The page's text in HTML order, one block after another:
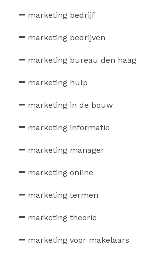
marketing bedrijf
marketing bedrijven
marketing bureau den haag
marketing hulp
marketing in de bouw
marketing informatie
marketing manager
marketing online
marketing termen
marketing theorie
marketing voor makelaars